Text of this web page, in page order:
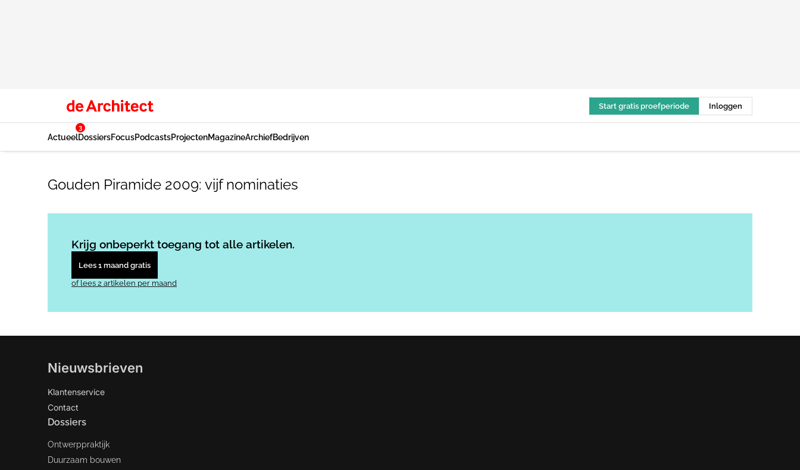
Start gratis proefperiode Inloggen
Actueel
3
DossiersFocusPodcastsProjectenMagazineArchiefBedrijven
Gouden Piramide 2009: vijf nominaties
Krijg onbeperkt toegang tot alle artikelen.
Lees 1 maand gratis
of lees 2 artikelen per maand
Nieuwsbrieven
Klantenservice
Contact
Dossiers
Ontwerppraktijk
Duurzaam bouwen